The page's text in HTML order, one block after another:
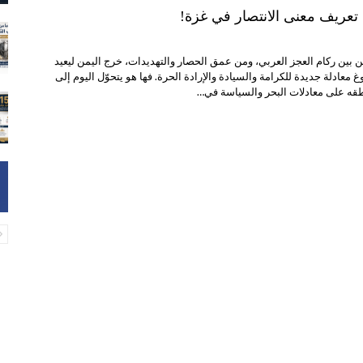
تعريف معنى الانتصار في غزة!
بين ركام العجز العربي، ومن عمق الحصار والتهديدات، خرج اليمن ليعيد
جديدة للكرامة والسيادة والإرادة الحرة. فها هو يتحوّل اليوم إلى
على معادلات البحر والسياسة في…